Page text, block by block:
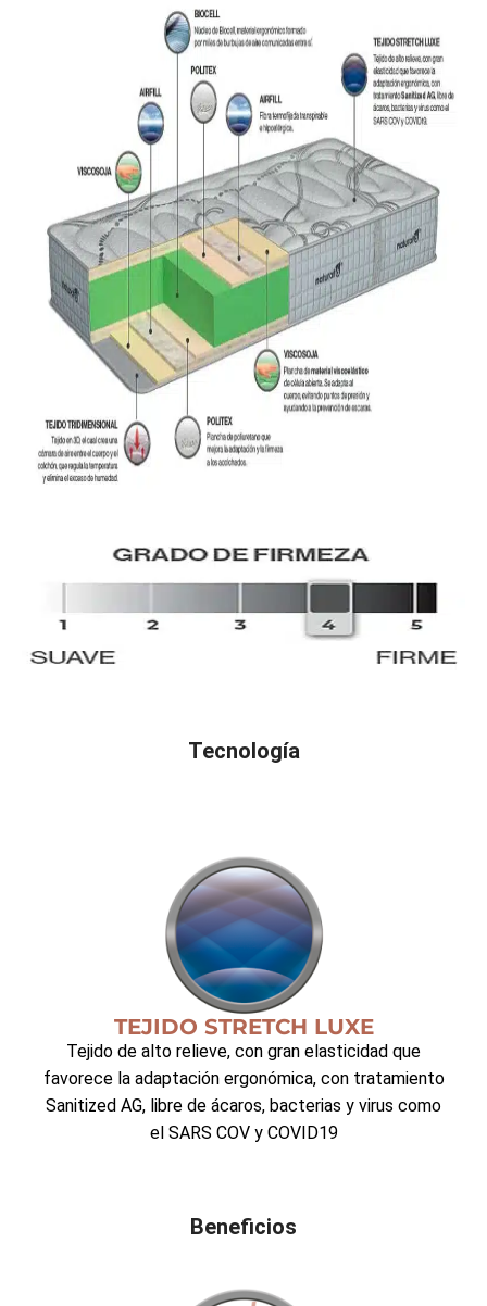
Tecnología
TEJIDO STRETCH LUXE
Tejido de alto relieve, con gran elasticidad que
favorece la adaptación ergonómica, con tratamiento
Sanitized AG, libre de ácaros, bacterias y virus como
el SARS COV y COVID19
Beneficios